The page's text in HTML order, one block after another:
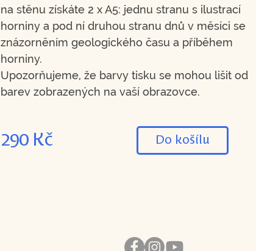
na stěnu získáte 2 x A5: jednu stranu s ilustrací
horniny a pod ní druhou stranu dnů v měsíci se
znázorněním geologického času a příběhem
horniny.
Upozorňujeme, že barvy tisku se mohou lišit od
barev zobrazených na vaší obrazovce.
290 Kč Do košílu